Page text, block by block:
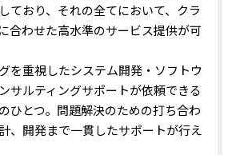
ており、それの全てにおいて、クラ
合わせた高水準のサービス提供が可
を重視したシステム開発・ソフトウ
サルティングサポートが依頼できる
ひとつ。 問題解決のための打ち合わ
、開発まで一貫したサポートが行え